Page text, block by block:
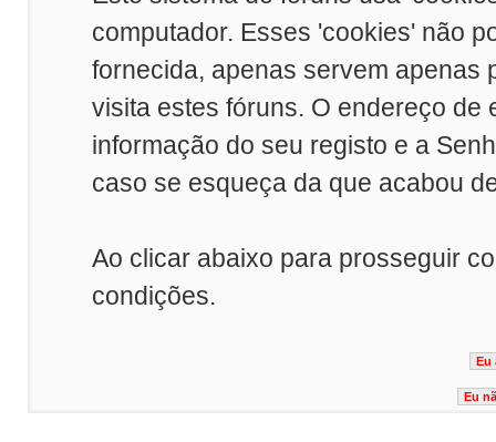
computador. Esses 'cookies' não
fornecida, apenas servem apenas
visita estes fóruns. O endereço de
informação do seu registo e a
caso se esqueça da que acabou
Ao clicar abaixo para prosseguir
condições.